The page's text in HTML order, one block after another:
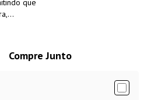
que
para
Compre Junto